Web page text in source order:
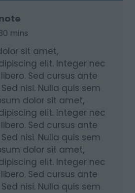
mins
sit amet,
elit. Integer nec
Sed cursus ante
nisi. Nulla quis sem
dolor sit amet,
elit. Integer nec
Sed cursus ante
nisi. Nulla quis sem
dolor sit amet,
elit. Integer nec
Sed cursus ante
nisi. Nulla quis sem